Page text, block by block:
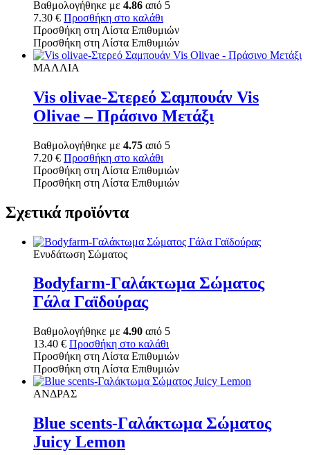
Βαθμολογήθηκε με 4.86 από 5
7.30 € Προσθήκη στο καλάθι
Προσθήκη στη Λίστα Επιθυμιών
Προσθήκη στη Λίστα Επιθυμιών
ΜΑΛΛΙΑ
Vis olivae-Στερεό Σαμπουάν Vis
Olivae – Πράσινο Μετάξι
Βαθμολογήθηκε με 4.75 από 5
7.20 € Προσθήκη στο καλάθι
Προσθήκη στη Λίστα Επιθυμιών
Προσθήκη στη Λίστα Επιθυμιών
Σχετικά προϊόντα
Ενυδάτωση Σώματος
Bodyfarm-Γαλάκτωμα Σώματος
Γάλα Γαϊδούρας
Βαθμολογήθηκε με 4.90 από 5
13.40 € Προσθήκη στο καλάθι
Προσθήκη στη Λίστα Επιθυμιών
Προσθήκη στη Λίστα Επιθυμιών
ΑΝΔΡΑΣ
Blue scents-Γαλάκτωμα Σώματος
Juicy Lemon